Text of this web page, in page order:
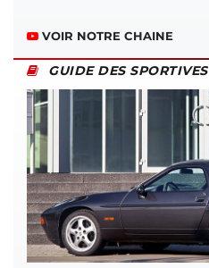
VOIR NOTRE CHAINE
GUIDE DES SPORTIVES